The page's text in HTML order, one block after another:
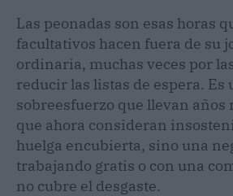
Las peonadas son esas horas
facultativos hacen fuera de su
ordinaria, muchas veces por
reducir las listas de espera. Es
sobreesfuerzo que llevan años
que ahora consideran
huelga encubierta, sino una
trabajando gratis o con una
no cubre el desgaste.